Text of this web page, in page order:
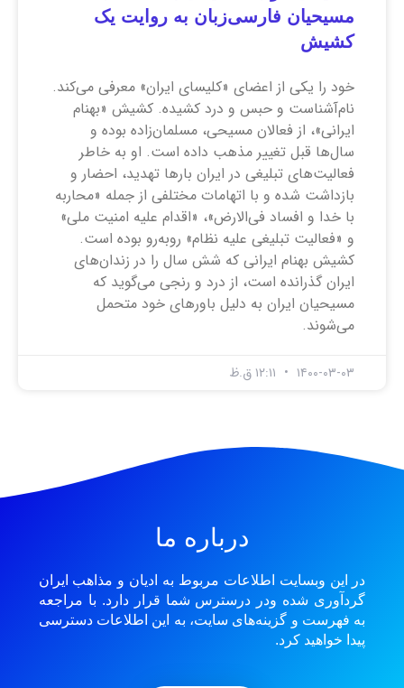
مسیحیان فارسی‌زبان به روایت یک
کشیش
خود را یکی از اعضای «کلیسای ایران» معرفی می‌کند.
نام‌آشناست و حبس و درد کشیده. کشیش «بهنام
ایرانی»، از فعالان مسیحی، مسلمان‌زاده بوده و
سال‌ها قبل تغییر مذهب داده است. او به‌ خاطر
فعالیت‌های تبلیغی در ایران بارها تهدید، احضار و
بازداشت شده و با اتهامات مختلفی از جمله «محاربه
با خدا و افساد فی‌الارض»، «اقدام علیه امنیت ملی»
و «فعالیت تبلیغی علیه نظام» روبه‌رو بوده است.
کشیش بهنام ایرانی که شش سال را در زندان‌های
ایران گذرانده است، از درد و رنجی می‌گوید که
مسیحیان ایران به دلیل باورهای خود متحمل
می‌شوند.
۱۴۰۰-۰۳-۰۳
درباره ما
در این وبسایت اطلاعات مربوط به ادیان و مذاهب ایران
گردآوری شده ودر درسترس شما قرار دارد. با مراجعه
به فهرست و گزینه‌های سایت، به این اطلاعات دسترسی
پیدا خواهید کرد.